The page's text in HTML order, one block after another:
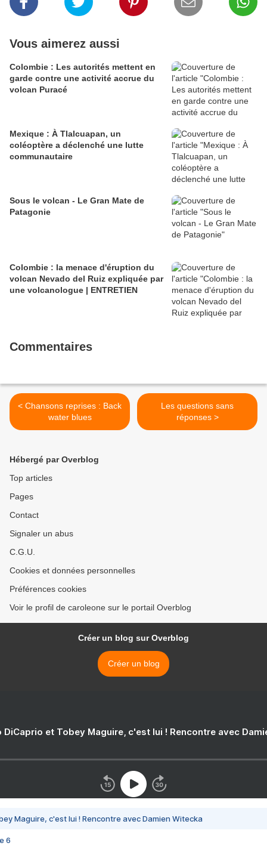
Vous aimerez aussi
Colombie : Les autorités mettent en
garde contre une activité accrue du
volcan Puracé
Mexique : À Tlalcuapan, un
coléoptère a déclenché une lutte
communautaire
Sous le volcan - Le Gran Mate de
Patagonie
Colombie : la menace d'éruption du
volcan Nevado del Ruiz expliquée par
une volcanologue | ENTRETIEN
Commentaires
< Chansons reprises : Back
water blues
Les questions sans
réponses >
Hébergé par Overblog
Top articles
Pages
Contact
Signaler un abus
C.G.U.
Cookies et données personnelles
Préférences cookies
Voir le profil de caroleone sur le portail Overblog
Créer un blog sur Overblog
Créer un blog
DiCaprio et Tobey Maguire, c'est lui ! Rencontre avec
Maguire, c'est lui ! Rencontre avec Damien Witecka
6